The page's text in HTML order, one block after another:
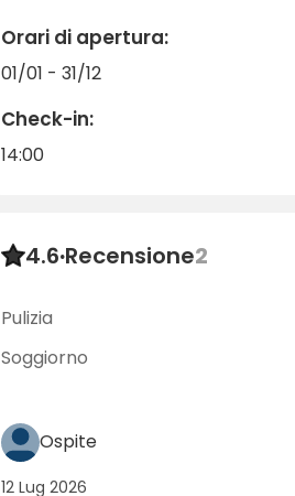
Orari di apertura:
01/01 - 31/12
Check-in:
14:00
4.6·Recensione2
Pulizia
Soggiorno
Ospite
12 Lug 2026